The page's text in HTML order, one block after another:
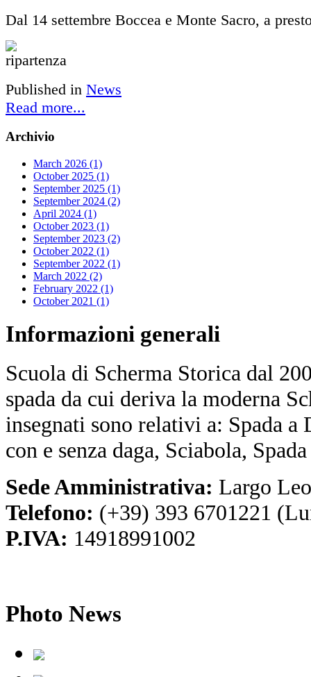
Dal 14 settembre Boccea e Monte Sacro, a
Published in News
Read more...
Archivio
March 2026 (1)
October 2025 (1)
September 2025 (1)
September 2024 (2)
April 2024 (1)
October 2023 (1)
September 2023 (2)
October 2022 (1)
September 2022 (1)
March 2022 (2)
February 2022 (1)
October 2021 (1)
Informazioni generali
Scuola di Scherma Storica dal
spada da cui deriva la moderna
insegnati sono relativi a: Spada a
con e senza daga, Sciabola,
Sede Amministrativa: Largo
Telefono: (+39) 393 6701221
P.IVA: 14918991002
Photo News